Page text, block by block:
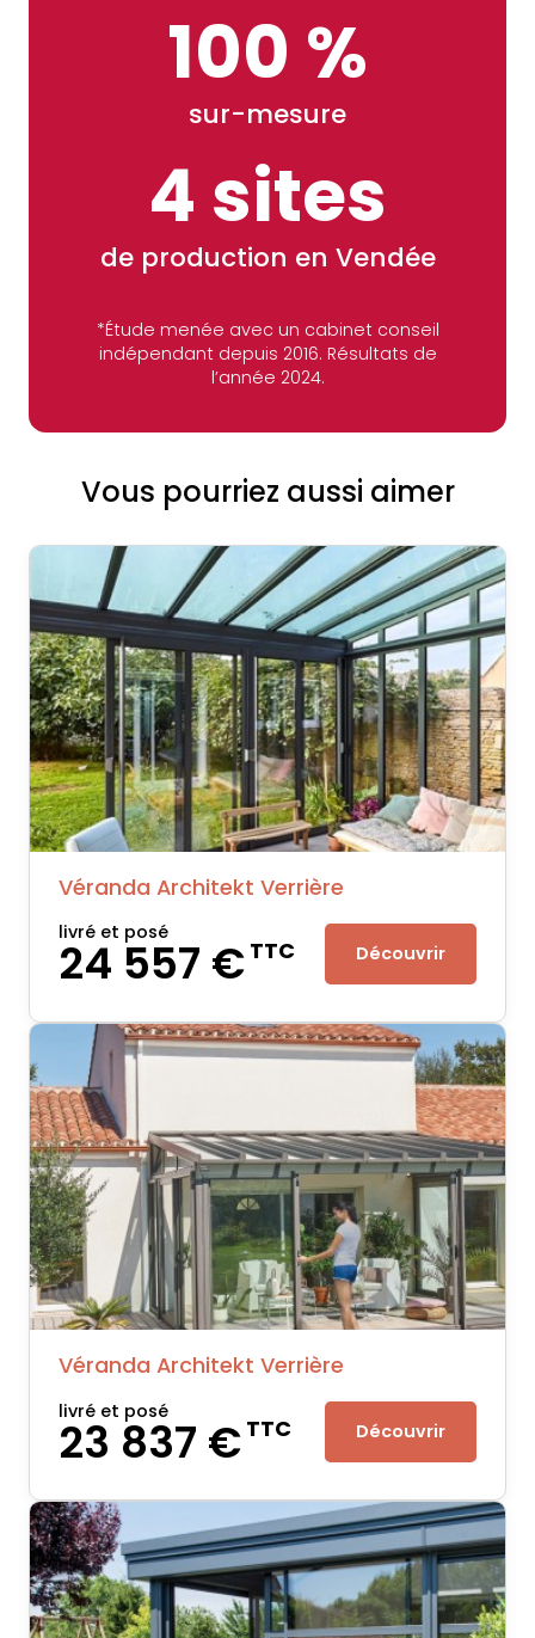
100 %
sur-mesure
4 sites
de production en Vendée
*Étude menée avec un cabinet conseil
indépendant depuis 2016. Résultats de
l’année 2024.
Vous pourriez aussi aimer
Véranda Architekt Verrière
livré et posé
24 557 €TTC Découvrir
Véranda Architekt Verrière
livré et posé
23 837 €TTC Découvrir